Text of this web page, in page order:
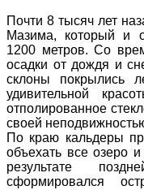
Почти 8 тысяч лет
Мазима, который и
1200 метров. Со
осадки от дождя и
склоны покрылись
удивительной
отполированное
своей
По краю кальдеры
объехать все озеро
результате
сформировался